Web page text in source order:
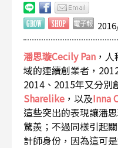
潘思璇Cecily Pan ，
域的連續創業者，
2014、2015年又分別
Sharelike ，以及Inna
這些突出的表現讓潘
驚羨；不過同樣引起
計師身份，因為這可